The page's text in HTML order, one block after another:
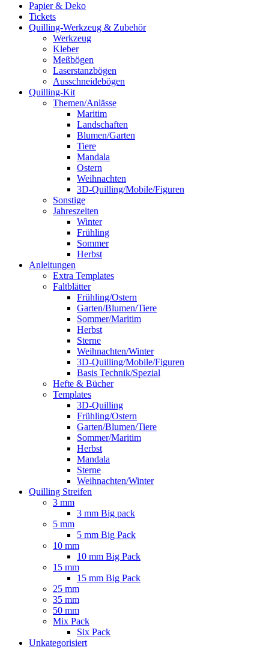
Papier & Deko
Tickets
Quilling-Werkzeug & Zubehör
Werkzeug
Kleber
Meßbögen
Laserstanzbögen
Ausschneidebögen
Quilling-Kit
Themen/Anlässe
Maritim
Landschaften
Blumen/Garten
Tiere
Mandala
Ostern
Weihnachten
3D-Quilling/Mobile/Figuren
Sonstige
Jahreszeiten
Winter
Frühling
Sommer
Herbst
Anleitungen
Extra Templates
Faltblätter
Frühling/Ostern
Garten/Blumen/Tiere
Sommer/Maritim
Herbst
Sterne
Weihnachten/Winter
3D-Quilling/Mobile/Figuren
Basis Technik/Spezial
Hefte & Bücher
Templates
3D-Quilling
Frühling/Ostern
Garten/Blumen/Tiere
Sommer/Maritim
Herbst
Mandala
Sterne
Weihnachten/Winter
Quilling Streifen
3 mm
3 mm Big pack
5 mm
5 mm Big Pack
10 mm
10 mm Big Pack
15 mm
15 mm Big Pack
25 mm
35 mm
50 mm
Mix Pack
Six Pack
Unkategorisiert